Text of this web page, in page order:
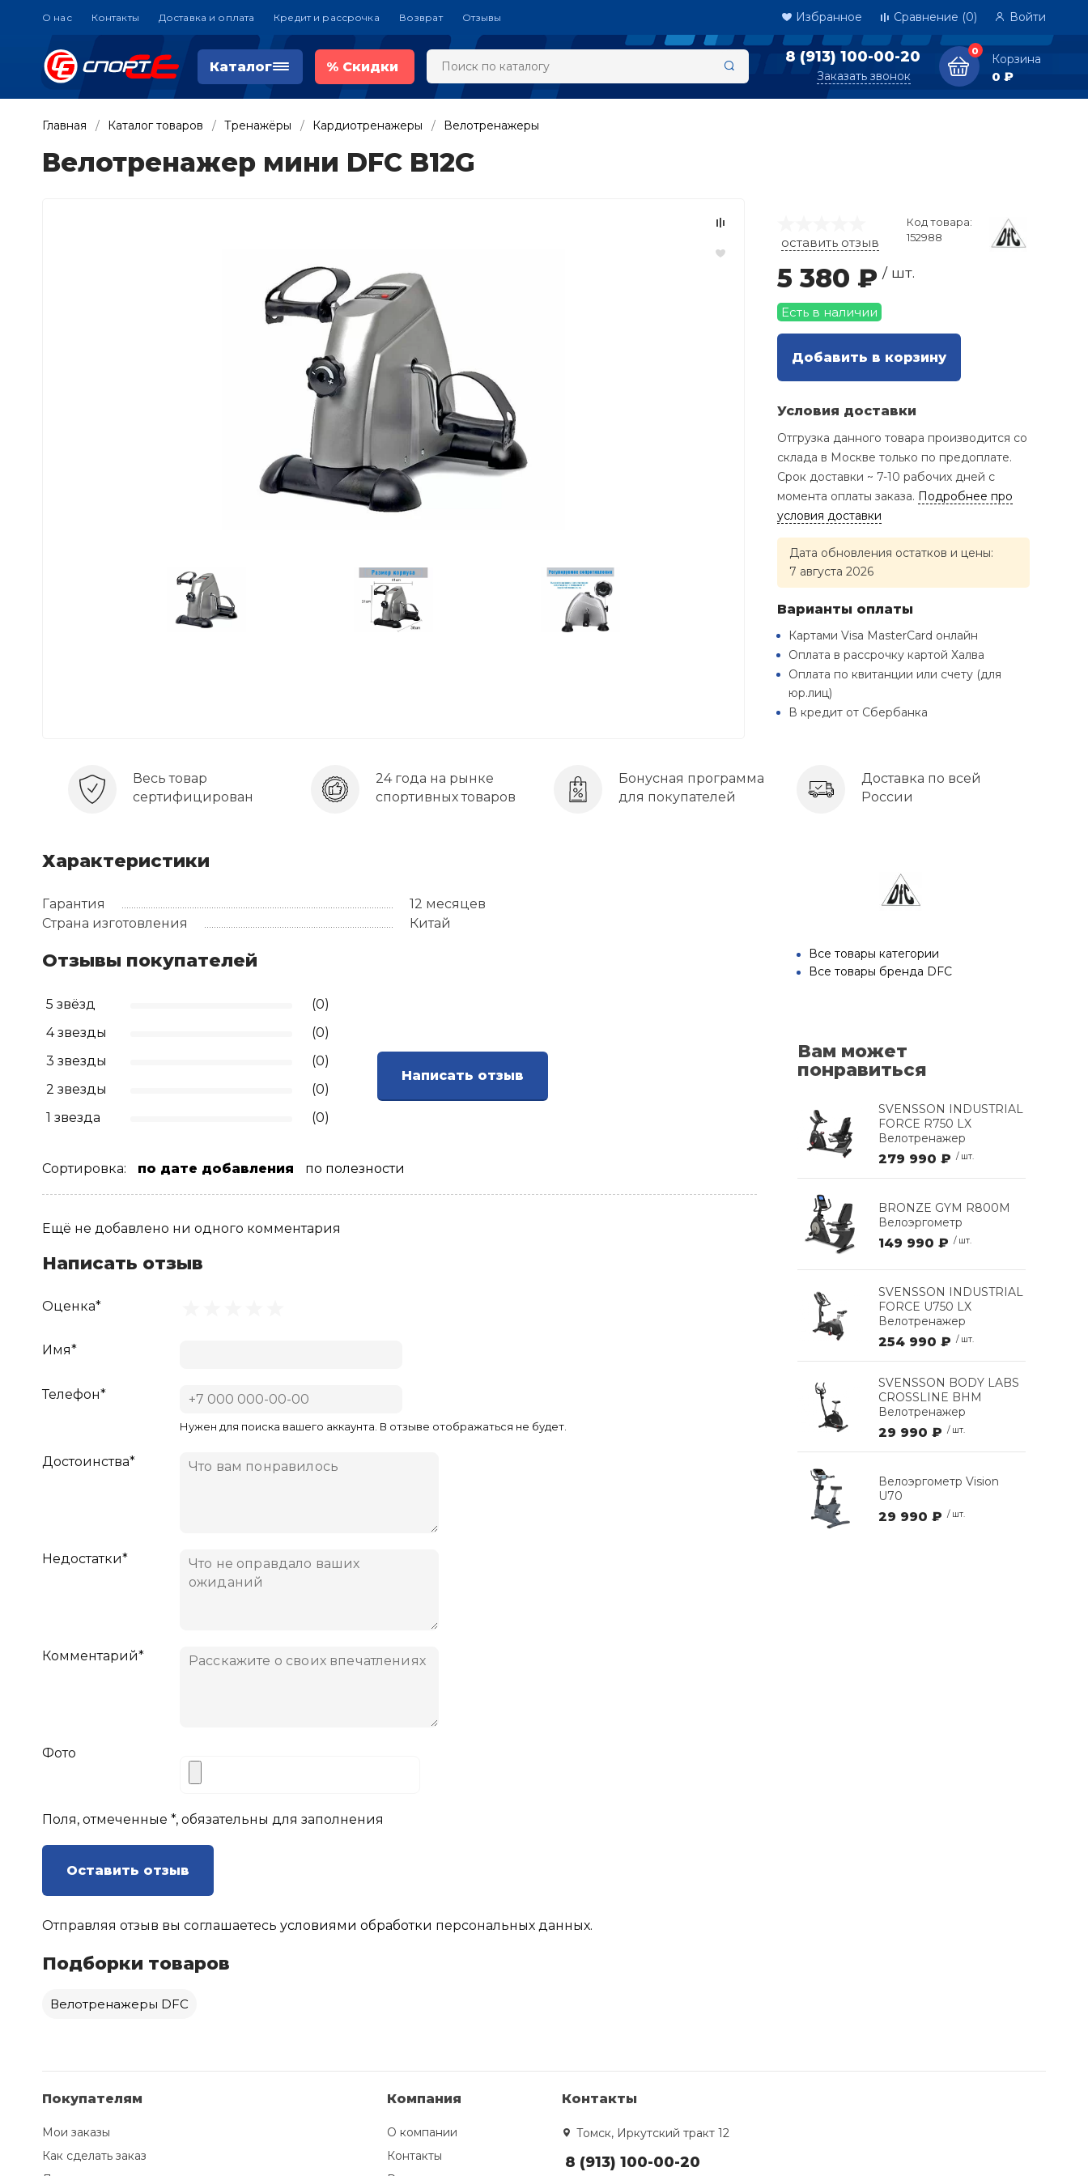
О нас Контакты Доставка и оплата Кредит и рассрочка Возврат Отзывы Избранное Сравнение (0) Войти
Каталог % Скидки
8 (913) 100-00-20
Заказать звонок
0
Корзина
0 ₽
Главная Каталог товаров Тренажёры Кардиотренажеры Велотренажеры
Велотренажер мини DFC B12G
оставить отзыв
Код товара:
152988
5 380 ₽ / шт.
Есть в наличии
Добавить в корзину
Условия доставки
Отгрузка данного товара производится со
склада в Москве только по предоплате.
Срок доставки ~ 7-10 рабочих дней с
момента оплаты заказа. Подробнее про
условия доставки
Дата обновления остатков и цены:
7 августа 2026
Варианты оплаты
Картами Visa MasterCard онлайн
Оплата в рассрочку картой Халва
Оплата по квитанции или счету (для
юр.лиц)
В кредит от Сбербанка
Весь товар
сертифицирован
24 года на рынке
спортивных товаров
Бонусная программа
для покупателей
Доставка по всей
России
Характеристики
Гарантия
12 месяцев
Страна изготовления
Китай
Отзывы покупателей
5 звёзд
(0)
4 звезды
(0)
3 звезды
(0)
2 звезды
(0)
1 звезда
(0)
Написать отзыв
Сортировка: по дате добавления по полезности
Ещё не добавлено ни одного комментария
Написать отзыв
Оценка*
Имя*
Телефон*
Нужен для поиска вашего аккаунта. В отзыве отображаться не будет.
Достоинства*
Недостатки*
Комментарий*
Фото
Поля, отмеченные *, обязательны для заполнения
Оставить отзыв
Отправляя отзыв вы соглашаетесь условиями обработки персональных данных.
Подборки товаров
Велотренажеры DFC
Все товары категории
Все товары бренда DFC
Вам может
понравиться
SVENSSON INDUSTRIAL
FORCE R750 LX
Велотренажер
279 990 ₽ / шт.
BRONZE GYM R800M
Велоэргометр
149 990 ₽ / шт.
SVENSSON INDUSTRIAL
FORCE U750 LX
Велотренажер
254 990 ₽ / шт.
SVENSSON BODY LABS
CROSSLINE BHM
Велотренажер
29 990 ₽ / шт.
Велоэргометр Vision
U70
29 990 ₽ / шт.
Покупателям
Мои заказы
Как сделать заказ
Компания
О компании
Контакты
Контакты
Томск, Иркутский тракт 12
8 (913) 100-00-20